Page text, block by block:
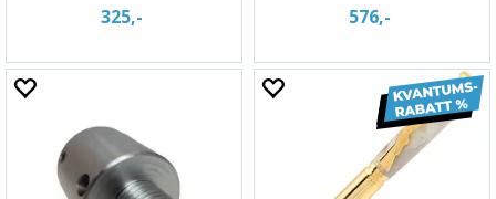
325,- 576,-